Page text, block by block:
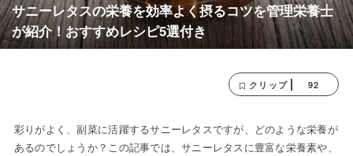
サニーレタスの栄養を効率よく摂るコツを管理栄養士
が紹介！おすすめレシピ5選付き
クリップ 92
彩りがよく、副菜に活躍するサニーレタスですが、どのような栄養が
あるのでしょうか？この記事では、サニーレタスに豊富な栄養素や、